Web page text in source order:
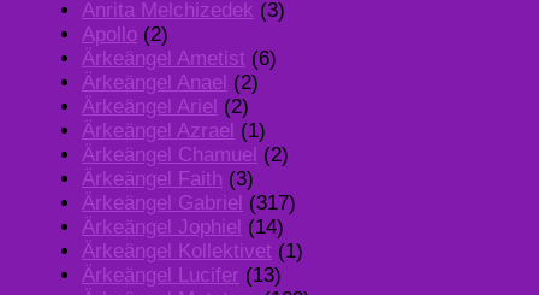
Anrita Melchizedek (3)
Apollo (2)
Ärkeängel Ametist (6)
Ärkeängel Anael (2)
Ärkeängel Ariel (2)
Ärkeängel Azrael (1)
Ärkeängel Chamuel (2)
Ärkeängel Faith (3)
Ärkeängel Gabriel (317)
Ärkeängel Jophiel (14)
Ärkeängel Kollektivet (1)
Ärkeängel Lucifer (13)